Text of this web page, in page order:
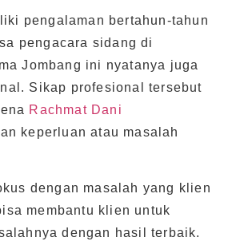
pengalaman bertahun-tahun
pengacara sidang di
Jombang ini nyatanya juga
Sikap profesional tersebut
Rachmat Dani
keperluan atau masalah
dengan masalah yang klien
membantu klien untuk
dengan hasil terbaik.